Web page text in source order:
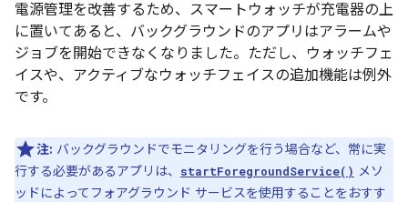
電源管理を改善するため、スマートウォッチが充電器の上
に置いてあると、バックグラウンドのアプリはアラームや
ジョブを開始できなくなりました。ただし、ウォッチフェ
イスや、アクティブなウォッチフェイスの追加機能は例外
です。
注: バックグラウンドでモニタリングを行う場合など、常に実
行する必要があるアプリは、
startForegroundService() メソ
ッドによってフォアグラウンド サービスを使用することをおすす